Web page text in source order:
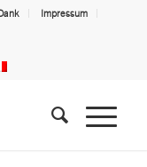
Impressum